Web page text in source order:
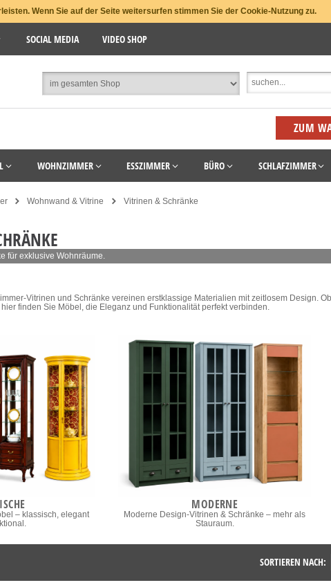
Wenn Sie auf der Seite weitersurfen stimmen Sie der Cookie-Nutzung zu.
SOCIAL MEDIA VIDEO SHOP
ZUM
WOHNZIMMER ESSZIMMER BÜRO SCHLAFZIMMER
Wohnwand & Vitrine Vitrinen & Schränke
für exklusive Wohnräume.
Vitrinen und Schränke vereinen erstklassige Materialien mit zeitlosem Design.
finden Sie Möbel, die Eleganz und Funktionalität perfekt verbinden.
– klassisch, elegant
MODERNE
Moderne Design-Vitrinen & Schränke – mehr als
Stauraum.
SORTIEREN NACH: